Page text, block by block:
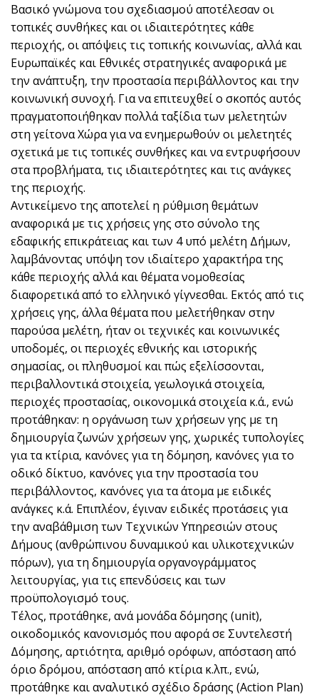
Βασικό γνώμονα του σχεδιασμού αποτέλεσαν οι
τοπικές συνθήκες και οι ιδιαιτερότητες κάθε
περιοχής, οι απόψεις τις τοπικής κοινωνίας, αλλά και
Ευρωπαϊκές και Εθνικές στρατηγικές αναφορικά με
την ανάπτυξη, την προστασία περιβάλλοντος και την
κοινωνική συνοχή. Για να επιτευχθεί ο σκοπός αυτός
πραγματοποιήθηκαν πολλά ταξίδια των μελετητών
στη γείτονα Χώρα για να ενημερωθούν οι μελετητές
σχετικά με τις τοπικές συνθήκες και να εντρυφήσουν
στα προβλήματα, τις ιδιαιτερότητες και τις ανάγκες
της περιοχής.
Αντικείμενο της αποτελεί η ρύθμιση θεμάτων
αναφορικά με τις χρήσεις γης στο σύνολο της
εδαφικής επικράτειας και των 4 υπό μελέτη Δήμων,
λαμβάνοντας υπόψη τον ιδιαίτερο χαρακτήρα της
κάθε περιοχής αλλά και θέματα νομοθεσίας
διαφορετικά από το ελληνικό γίγνεσθαι. Εκτός από τις
χρήσεις γης, άλλα θέματα που μελετήθηκαν στην
παρούσα μελέτη, ήταν οι τεχνικές και κοινωνικές
υποδομές, οι περιοχές εθνικής και ιστορικής
σημασίας, οι πληθυσμοί και πώς εξελίσσονται,
περιβαλλοντικά στοιχεία, γεωλογικά στοιχεία,
περιοχές προστασίας, οικονομικά στοιχεία κ.ά., ενώ
προτάθηκαν: η οργάνωση των χρήσεων γης με τη
δημιουργία ζωνών χρήσεων γης, χωρικές τυπολογίες
για τα κτίρια, κανόνες για τη δόμηση, κανόνες για το
οδικό δίκτυο, κανόνες για την προστασία του
περιβάλλοντος, κανόνες για τα άτομα με ειδικές
ανάγκες κ.ά. Επιπλέον, έγιναν ειδικές προτάσεις για
την αναβάθμιση των Τεχνικών Υπηρεσιών στους
Δήμους (ανθρώπινου δυναμικού και υλικοτεχνικών
πόρων), για τη δημιουργία οργανογράμματος
λειτουργίας, για τις επενδύσεις και των
προϋπολογισμό τους.
Τέλος, προτάθηκε, ανά μονάδα δόμησης (unit),
οικοδομικός κανονισμός που αφορά σε Συντελεστή
Δόμησης, αρτιότητα, αριθμό ορόφων, απόσταση από
όριο δρόμου, απόσταση από κτίρια κ.λπ., ενώ,
προτάθηκε και αναλυτικό σχέδιο δράσης (Action Plan)